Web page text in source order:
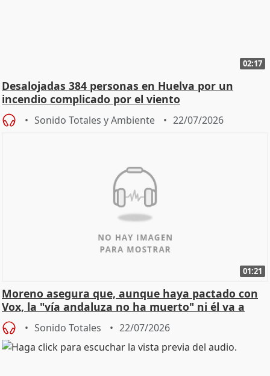
02:17
Desalojadas 384 personas en Huelva por un
incendio complicado por el viento
Sonido Totales y Ambiente 22/07/2026
01:21
Moreno asegura que, aunque haya pactado con
Vox, la "vía andaluza no ha muerto" ni él va a
"cambiar"
Sonido Totales 22/07/2026